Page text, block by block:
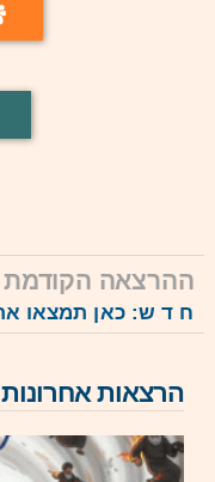
ההרצאה הקודמת
הרצאות אחרונות